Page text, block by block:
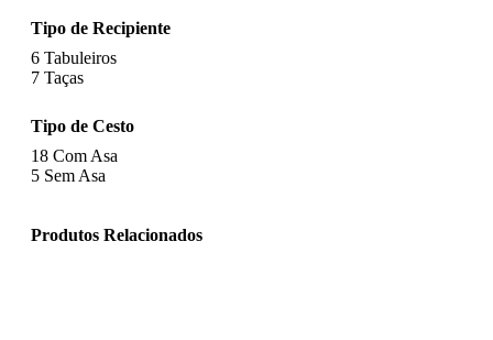
Tipo de Recipiente
6 Tabuleiros
7 Taças
Tipo de Cesto
18 Com Asa
5 Sem Asa
Produtos Relacionados